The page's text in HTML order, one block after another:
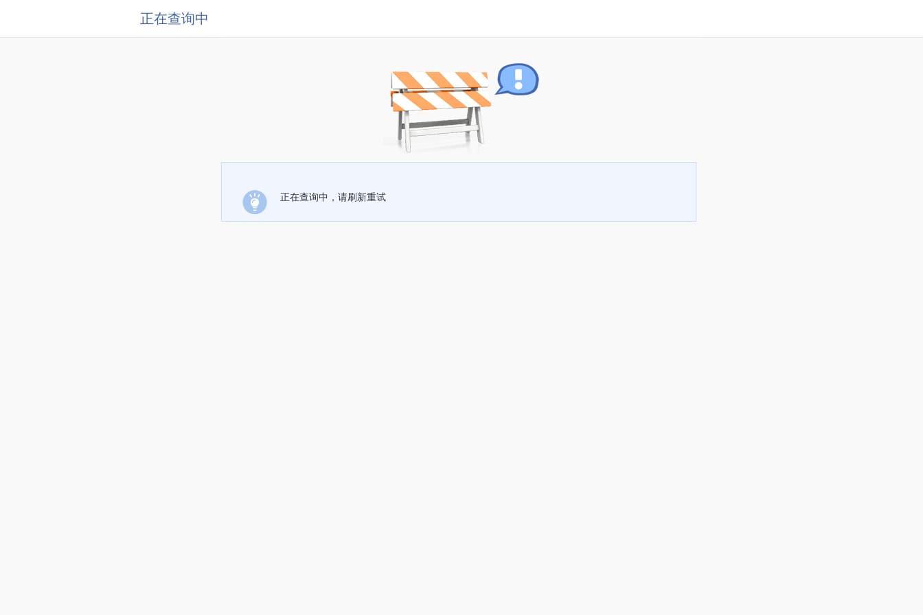
正在查询中
正在查询中，请刷新重试